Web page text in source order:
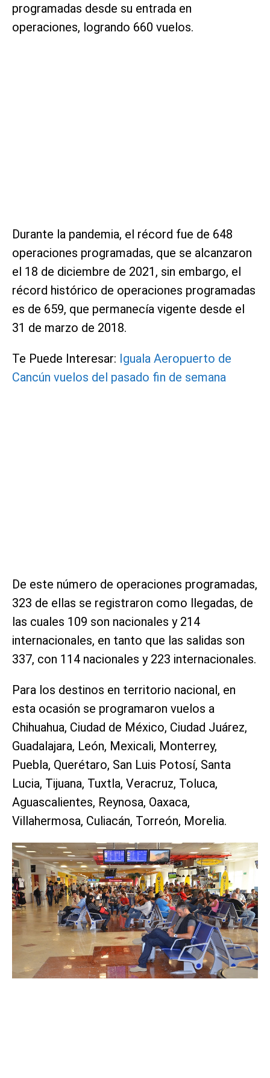
programadas desde su entrada en
operaciones, logrando 660 vuelos.
Durante la pandemia, el récord fue de 648
operaciones programadas, que se alcanzaron
el 18 de diciembre de 2021, sin embargo, el
récord histórico de operaciones programadas
es de 659, que permanecía vigente desde el
31 de marzo de 2018.
Te Puede Interesar: Iguala Aeropuerto de
Cancún vuelos del pasado fin de semana
De este número de operaciones programadas,
323 de ellas se registraron como llegadas, de
las cuales 109 son nacionales y 214
internacionales, en tanto que las salidas son
337, con 114 nacionales y 223 internacionales.
Para los destinos en territorio nacional, en
esta ocasión se programaron vuelos a
Chihuahua, Ciudad de México, Ciudad Juárez,
Guadalajara, León, Mexicali, Monterrey,
Puebla, Querétaro, San Luis Potosí, Santa
Lucia, Tijuana, Tuxtla, Veracruz, Toluca,
Aguascalientes, Reynosa, Oaxaca,
Villahermosa, Culiacán, Torreón, Morelia.